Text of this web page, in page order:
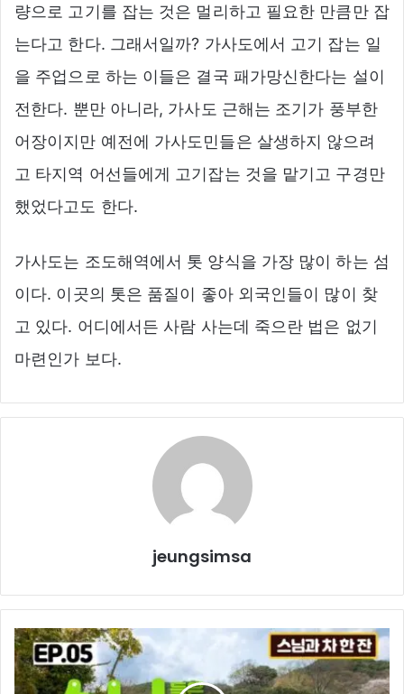
량으로 고기를 잡는 것은 멀리하고 필요한 만큼만 잡
는다고 한다. 그래서일까? 가사도에서 고기 잡는 일
을 주업으로 하는 이들은 결국 패가망신한다는 설이
전한다. 뿐만 아니라, 가사도 근해는 조기가 풍부한
어장이지만 예전에 가사도민들은 살생하지 않으려
고 타지역 어선들에게 고기잡는 것을 맡기고 구경만
했었다고도 한다.
가사도는 조도해역에서 톳 양식을 가장 많이 하는 섬
이다. 이곳의 톳은 품질이 좋아 외국인들이 많이 찾
고 있다. 어디에서든 사람 사는데 죽으란 법은 없기
마련인가 보다.
jeungsimsa
스
님
들